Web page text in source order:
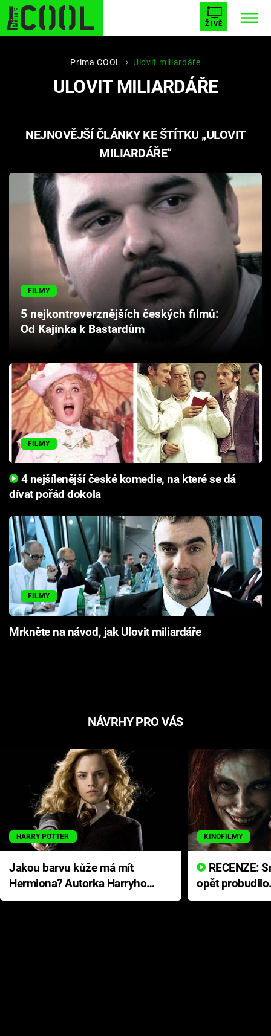
ŽIVĚ
STARHOUSE BUFFY, PŘEMOŽITELKA UPÍRŮ
PLNEJ KOTEL AVENGERS 5
Filmy
Seriály
Hry
Cool Esport
Pořady
Sledujte prima+
Přihlášení
Sledujte nás
Prima COOL Ulovit miliardáře
ULOVIT MILIARDÁŘE
NEJNOVĚJŠÍ ČLÁNKY KE ŠTÍTKU „ULOVIT
MILIARDÁŘE“
FILMY
5 nejkontroverznějších českých filmů:
Od Kajínka k Bastardům
FILMY
4 nejšílenější české komedie, na které se dá
dívat pořád dokola
FILMY
Mrkněte na návod, jak Ulovit miliardáře
NÁVRHY PRO VÁS
HARRY POTTER
Jakou barvu kůže má mít
Hermiona? Autorka Harryho
Pottera přišla s ráznou
KINOFILMY
opět
přichází s